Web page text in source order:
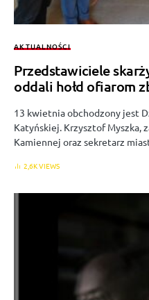
AKTUALNOŚCI
Przedstawiciele
oddali hołd ofiarom
13 kwietnia obchodzony jest
Katyńskiej. Krzysztof Myszka,
Kamiennej oraz sekretarz
2,6K VIEWS